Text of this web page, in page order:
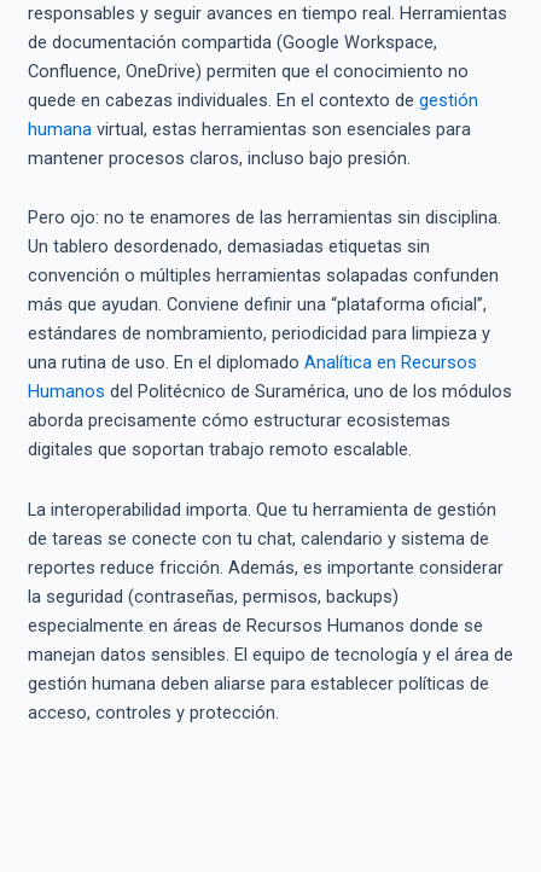
responsables y seguir avances en tiempo real. Herramientas
de documentación compartida (Google Workspace,
Confluence, OneDrive) permiten que el conocimiento no
quede en cabezas individuales. En el contexto de gestión
humanavirtual, estas herramientas son esenciales para
mantener procesos claros, incluso bajo presión.
Pero ojo: no te enamores de las herramientas sin disciplina.
Un tablero desordenado, demasiadas etiquetas sin
convención o múltiples herramientas solapadas confunden
más que ayudan. Conviene definir una “plataforma oficial”,
estándares de nombramiento, periodicidad para limpieza y
una rutina de uso. En el diplomado Analítica en Recursos
Humanos del Politécnico de Suramérica, uno de los módulos
aborda precisamente cómo estructurar ecosistemas
digitales que soportan trabajo remoto escalable.
La interoperabilidad importa. Que tu herramienta de gestión
de tareas se conecte con tu chat, calendario y sistema de
reportes reduce fricción. Además, es importante considerar
la seguridad (contraseñas, permisos, backups)
especialmente en áreas de Recursos Humanos donde se
manejan datos sensibles. El equipo de tecnología y el área de
gestión humana deben aliarse para establecer políticas de
acceso, controles y protección.